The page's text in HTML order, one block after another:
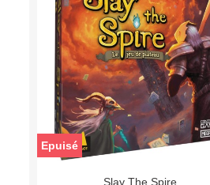
Aperçu rapide
Slay The Spire
Epuisé